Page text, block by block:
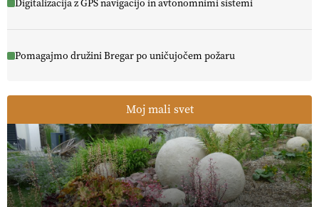
Digitalizacija z GPS navigacijo in avtonomnimi sistemi
Pomagajmo družini Bregar po uničujočem požaru
Moj mali svet